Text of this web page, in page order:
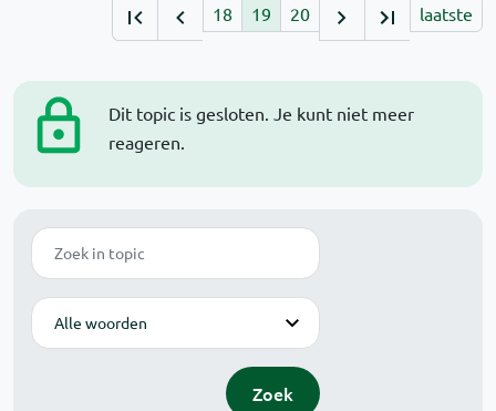
Dit topic is gesloten. Je kunt niet meer
reageren.
Zoek
Modus
Zoek
18 19 20 laatste